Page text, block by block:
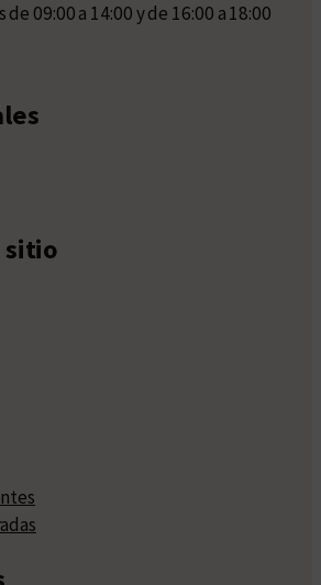
de 09:00 a 14:00 y de 16:00 a 18:00
sitio